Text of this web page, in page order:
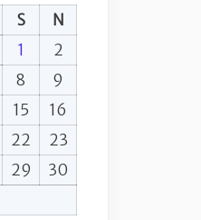
S
N
1
2
8
9
15
16
22
23
29
30